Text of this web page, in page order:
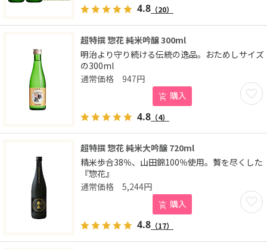
4.8 （20）
超特撰 惣花 純米吟醸 300ml
明治より守り続ける伝統の逸品。おためしサイズ
の300ml
お気
947円
購入
4.8 （4）
超特撰 惣花 純米大吟醸 720ml
精米歩合38％、山田錦100％使用。贅を尽くした
『惣花』
お気
5,244円
購入
4.8 （17）